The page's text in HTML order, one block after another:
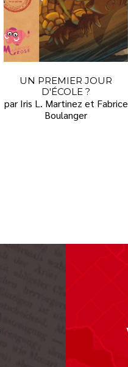
UN PREMIER JOUR
D'ÉCOLE ?
par Iris L. Martinez et Fabrice
Boulanger